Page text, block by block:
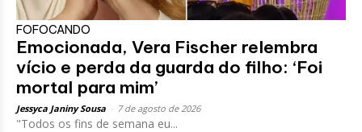
FOFOCANDO
Emocionada, Vera Fischer relembra
vício e perda da guarda do filho: ‘Foi
mortal para mim’
Jessyca Janiny Sousa 7 de agosto de 2026
"Todos os fins de semana eu...